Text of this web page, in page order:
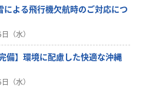
による飛行機欠航時のご対応につ
（水）
備】環境に配慮した快適な沖縄
（水）